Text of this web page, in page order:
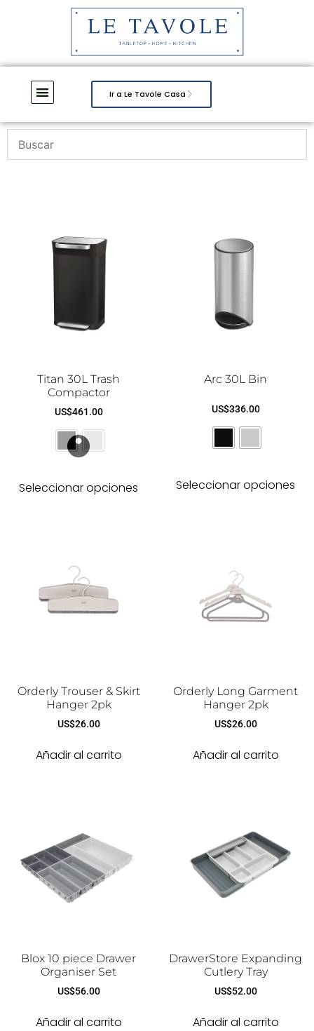
Ir a Le Tavole Casa
Titan 30L Trash
Compactor
US$461.00
Seleccionar opciones
Arc 30L Bin
US$336.00
Seleccionar opciones
Orderly Trouser & Skirt
Hanger 2pk
US$26.00
Añadir al carrito
Orderly Long Garment
Hanger 2pk
US$26.00
Añadir al carrito
Blox 10 piece Drawer
Organiser Set
US$56.00
Añadir al carrito
DrawerStore Expanding
Cutlery Tray
US$52.00
Añadir al carrito